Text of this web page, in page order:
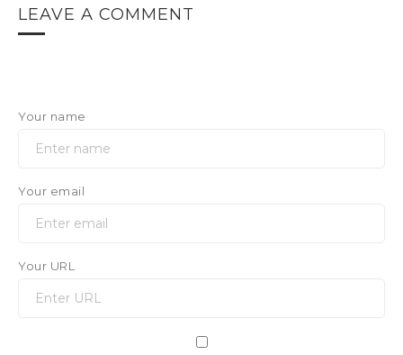
LEAVE A COMMENT
Your name
Your email
Your URL